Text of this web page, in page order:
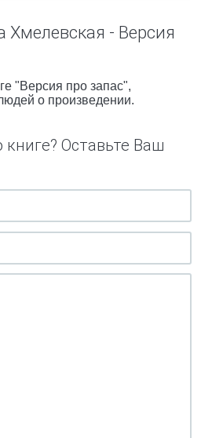
- Версия
"Версия про запас",
о произведении.
Оставьте Ваш